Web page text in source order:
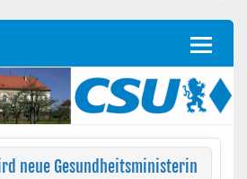
neue Gesundheitsministerin